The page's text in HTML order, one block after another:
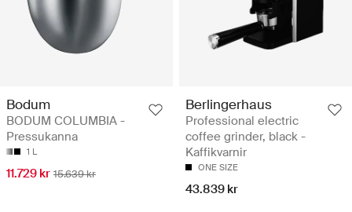
Bodum
BODUM COLUMBIA -
Pressukanna
1 L
11.729 kr 15.639 kr
Berlingerhaus
Professional electric
coffee grinder, black -
Kaffikvarnir
ONE SIZE
43.839 kr